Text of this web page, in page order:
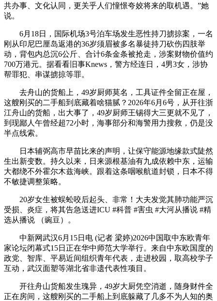
共办事、文化认同，更关乎人们憧憬夸姣将来的取机遇。”她
说。
6月18日，国际机场3号泊车场发生恶性持刀掳掠案，一名
刚从印尼巴厘岛返港的36岁须眉被多名暴徒持刀砍伤四肢举
动，背包内总沉6公斤、合计6条金条被抢走，涉案财物价值约
700万港元。据看看旧事Knews，警方经连日，4男3女，涉协
帮罪犯、串谋掳掠等罪。
去舟山的货船上，49岁厨师莫名，工具证件全留正在屋，
这艘刚买的二手船到底藏着啥猫腻？2026年6月6号，从开往浙
江舟山的货船，出大事了，49岁厨师王锡得大三更就不见了，
到现鄙人午曾经超72小时，海事部分和海警用力搜救，仍是没
半点线索。
日本辅弼高市早苗比来的声明，让保守能源地缘款式陡然
生出新变数。持久以来，日来源根基油有九成依赖中东，运输
大都绕不外霍尔木兹海峡。跟着这条咽喉航道封锁，日本不得
不敏捷调整策略。
20岁女生被蜈蚣咬后起头、非常！大夫发觉其肺功能严沉
受损、炎症，将其告急送进ICU #科普 #害虫 #大河从播说 #精
选从播说 （豌豆）。
中新网武汉6月15日电 (记者 梁婷)2026中国取中东欧青年
家论坛闭幕式15日正在华中师范大学举行。来自中东欧国度的
政党、智库、平易近间组织青年代表，走进校园，取高校学子
互动，武汉面塑等湖北省非遗代表性项目。
开往舟山货船发生瑰异，49岁大厨凭空消逝，随身财件全
正在房间，这艘刚买的二手船上到底躲藏了几多不为人知的奥